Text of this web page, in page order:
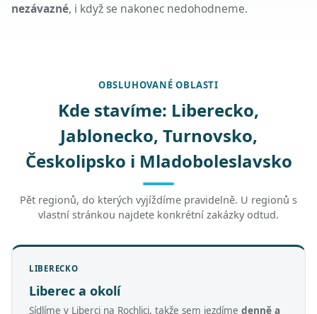
nezávazné, i když se nakonec nedohodneme.
OBSLUHOVANÉ OBLASTI
Kde stavíme: Liberecko,
Jablonecko, Turnovsko,
Českolipsko i Mladoboleslavsko
Pět regionů, do kterých vyjíždíme pravidelně. U regionů s
vlastní stránkou najdete konkrétní zakázky odtud.
LIBERECKO
Liberec a okolí
Sídlíme v Liberci na Rochlici, takže sem jezdíme denně a